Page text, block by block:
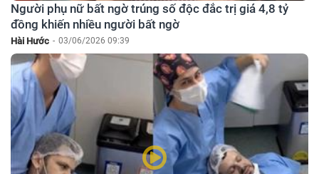
Người phụ nữ bất ngờ trúng số độc đắc trị giá 4,8 tỷ
đồng khiến nhiều người bất ngờ
Hài Hước - 03/06/2026 09:39